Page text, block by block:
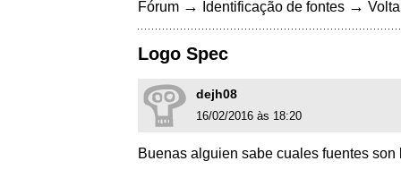
Fórum → Identificação de fontes →
Logo Spec
dejh08
16/02/2016 às 18:20
Buenas alguien sabe cuales fuentes son